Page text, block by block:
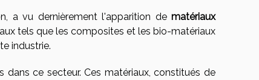
a vu dernièrement l'apparition de matériaux
tels que les composites et les bio-matériaux
industrie.
dans ce secteur. Ces matériaux, constitués de